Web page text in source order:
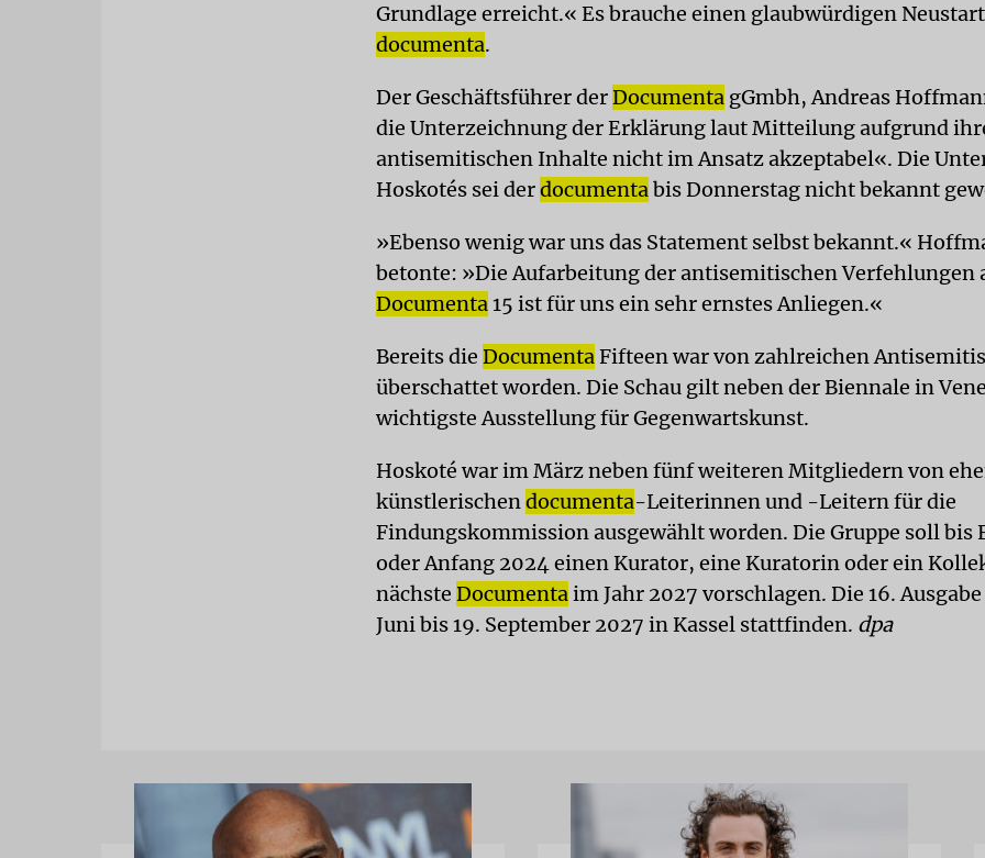
Grundlage erreicht.« Es brauche einen glaubwürdigen
documenta.
Der Geschäftsführer derDocumenta gGmbh, Andreas
die Unterzeichnung der Erklärung laut Mitteilung aufgrund
antisemitischen Inhalte nicht im Ansatz akzeptabel«. Die
Hoskotés sei derdocumentabis Donnerstag nicht bekannt
»Ebenso wenig war uns das Statement selbst bekannt.«
betonte: »Die Aufarbeitung der antisemitischen Verfehlungen
Documenta15 ist für uns ein sehr ernstes Anliegen.«
Bereits die DocumentaFifteen war von zahlreichen
überschattet worden. Die Schau gilt neben der Biennale in
wichtigste Ausstellung für Gegenwartskunst.
Hoskoté war im März neben fünf weiteren Mitgliedern von
künstlerischendocumenta-Leiterinnen und -Leitern für die
Findungskommission ausgewählt worden. Die Gruppe soll bis
oder Anfang 2024 einen Kurator, eine Kuratorin oder ein
nächste Documentaim Jahr 2027 vorschlagen. Die 16.
Juni bis 19. September 2027 in Kassel stattfinden. dpa